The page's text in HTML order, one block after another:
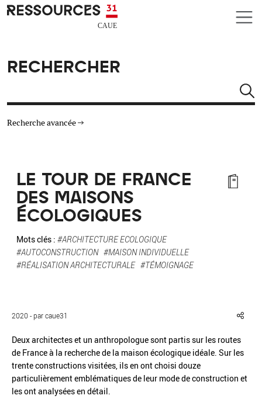
Aller au contenu principal
CAUE RESSOURCES 31
RECHERCHER
Recherche avancée
TYPE DE RESSOURCES
MATÉRIAUX
AUTRES CRITÈRES
Réinitialiser Fermer la recherche avancée
LE TOUR DE FRANCE
DES MAISONS
ÉCOLOGIQUES
Mots clés : #ARCHITECTURE ECOLOGIQUE
#AUTOCONSTRUCTION #MAISON INDIVIDUELLE
#RÉALISATION ARCHITECTURALE #TÉMOIGNAGE
2020 - par caue31
Deux architectes et un anthropologue sont partis sur les routes
de France à la recherche de la maison écologique idéale. Sur les
trente constructions visitées, ils en ont choisi douze
particulièrement emblématiques de leur mode de construction et
les ont analysées en détail.